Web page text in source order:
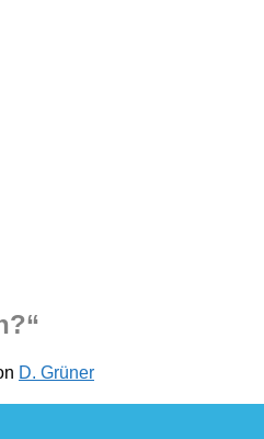
D. Grüner